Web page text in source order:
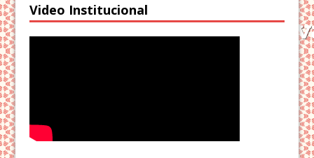
Video Institucional